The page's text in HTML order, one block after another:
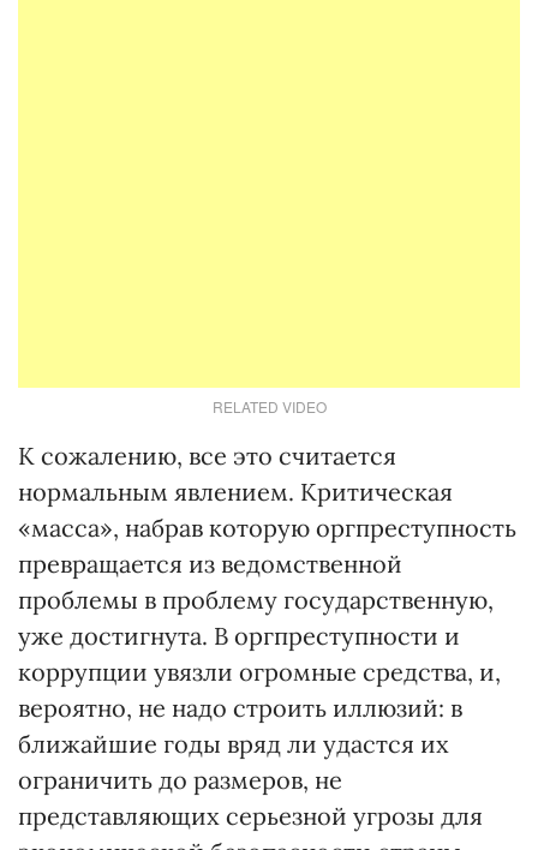
RELATED VIDEO
К сожалению, все это считается
нормальным явлением. Критическая
«масса», набрав которую оргпреступность
превращается из ведомственной
проблемы в проблему государственную,
уже достигнута. В оргпреступности и
коррупции увязли огромные средства, и,
вероятно, не надо строить иллюзий: в
ближайшие годы вряд ли удастся их
ограничить до размеров, не
представляющих серьезной угрозы для